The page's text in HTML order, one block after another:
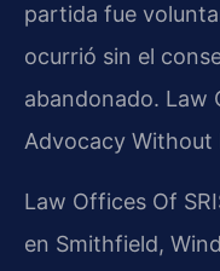
partida fue
ocurrió sin el
abandonado. Law
Advocacy Without
Law Offices Of
en Smithfield,